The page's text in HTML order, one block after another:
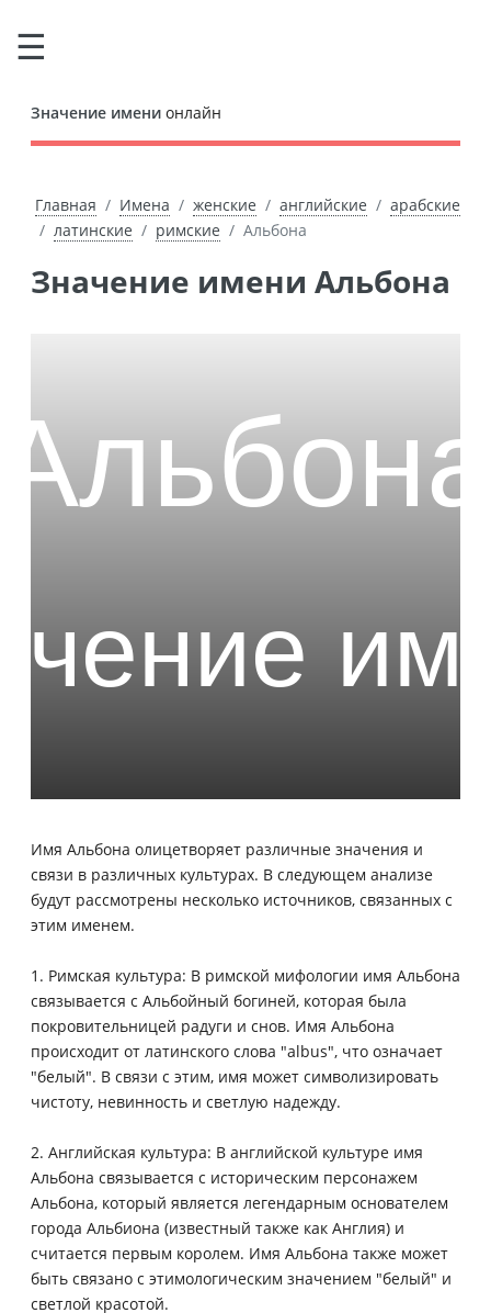
Значение имени онлайн
Главная Имена женские английские
арабские
латинские
римские Альбона
Значение имени Альбона
Имя Альбона олицетворяет различные значения и
связи в различных культурах. В следующем анализе
будут рассмотрены несколько источников, связанных с
этим именем.
1. Римская культура: В римской мифологии имя Альбона
связывается с Альбойный богиней, которая была
покровительницей радуги и снов. Имя Альбона
происходит от латинского слова "albus", что означает
"белый". В связи с этим, имя может символизировать
чистоту, невинность и светлую надежду.
2. Английская культура: В английской культуре имя
Альбона связывается с историческим персонажем
Альбона, который является легендарным основателем
города Альбиона (известный также как Англия) и
считается первым королем. Имя Альбона также может
быть связано с этимологическим значением "белый" и
светлой красотой.